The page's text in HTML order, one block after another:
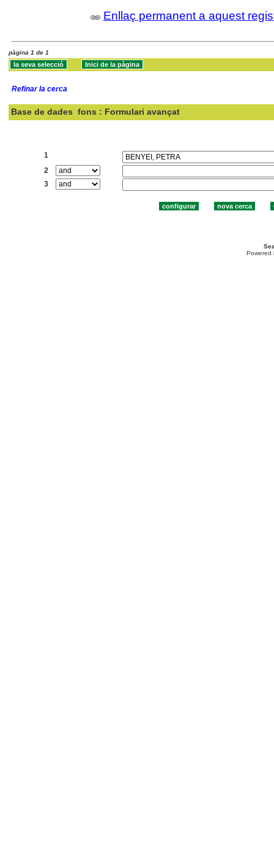
Enllaç permanent a aquest
pàgina 1 de 1
Refinar la cerca
Base de dades fons : Formulari avançat
1
2
3